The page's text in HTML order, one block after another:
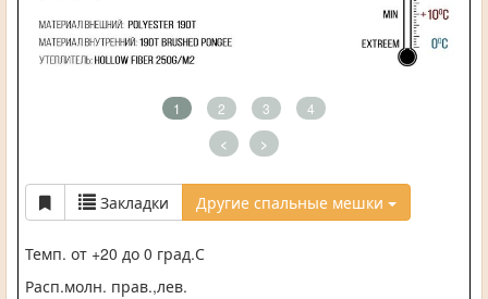
1 2 3 4
< >
Закладки Другие спальные мешки
Темп. от +20 до 0 град.С
Расп.молн. прав.,лев.